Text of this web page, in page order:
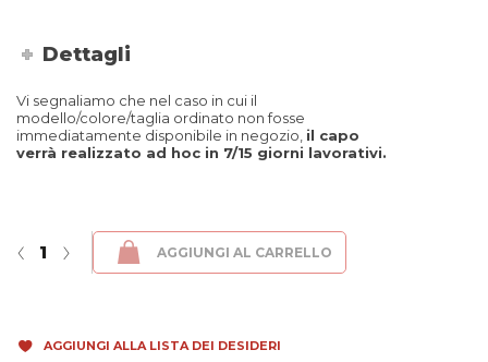
Dettagli
Vi segnaliamo che nel caso in cui il
modello/colore/taglia ordinato non fosse
immediatamente disponibile in negozio, il capo
verrà realizzato ad hoc in 7/15 giorni lavorativi.
Core - Texas Marrone quantità
›
‹ AGGIUNGI AL CARRELLO
AGGIUNGI ALLA LISTA DEI DESIDERI